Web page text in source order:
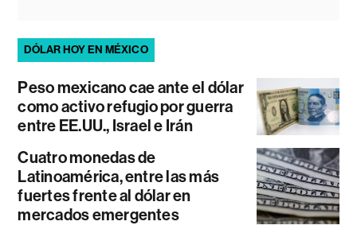
DÓLAR HOY EN MÉXICO
Peso mexicano cae ante el dólar
como activo refugio por guerra
entre EE.UU., Israel e Irán
Cuatro monedas de
Latinoamérica, entre las más
fuertes frente al dólar en
mercados emergentes